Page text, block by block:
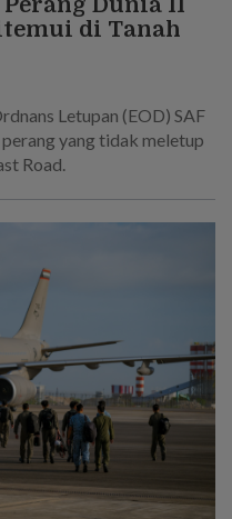
di Tanah
Letupan (EOD) SAF
yang tidak meletup
Road.